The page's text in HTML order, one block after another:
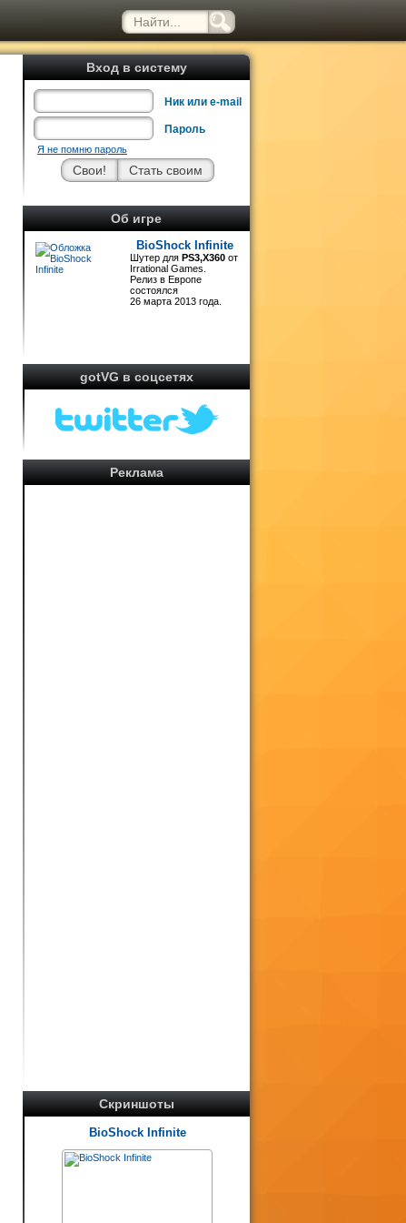
Вход в систему
Ник или e-mail
Пароль
Я не помню пароль
Об игре
BioShock Infinite
Шутер для PS3,X360 от
Irrational Games.
Релиз в Европе
состоялся
26 марта 2013 года.
gotVG в соцсетях
Реклама
Скриншоты
BioShock Infinite